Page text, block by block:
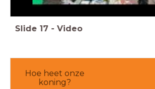
Slide 17 - Video
Hoe heet onze
koning?